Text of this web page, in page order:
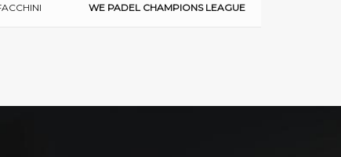
WE PADEL CHAMPIONS LEAGUE